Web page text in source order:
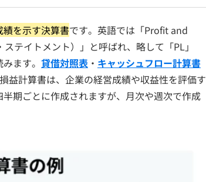
を示す決算書です。英語では「Profit and
テイトメント）」と呼ばれ、略して「PL」
ます。 貸借対照表 ・ キャッシュフロー計算書
益計算書は、企業の経営成績や収益性を評価す
期ごとに作成されますが、月次や週次で作成